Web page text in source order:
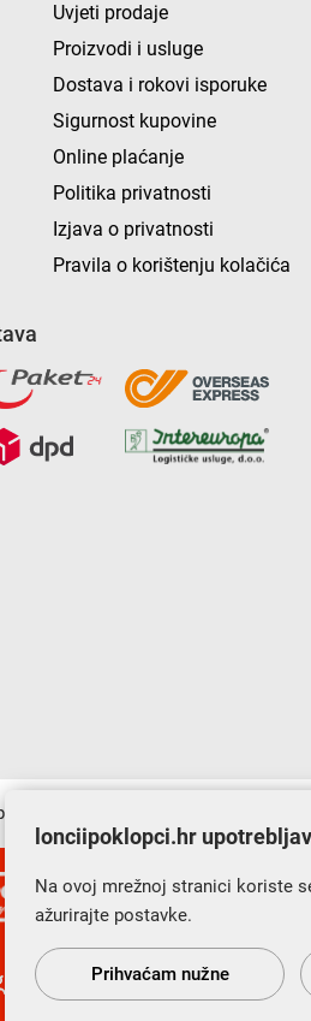
Uvjeti prodaje
Proizvodi i usluge
Dostava i rokovi isporuke
Sigurnost kupovine
Online plaćanje
Politika privatnosti
Izjava o privatnosti
Pravila o korištenju kolačića
fonda za regionalni razvoj u
s Vama od 2014. godine!
lonciipoklopci.hr
Na ovoj mrežnoj stranici koriste
ažurirajte postavke.
Prihvaćam nužne